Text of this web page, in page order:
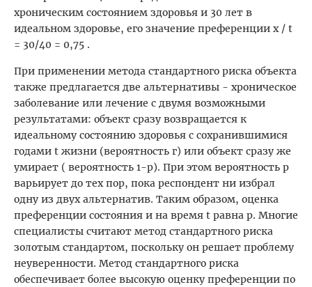
хроническим состоянием здоровья и 30 лет в
идеальном здоровье, его значение преференции х / t
= 30/40 = 0,75 .
При применении метода стандартного риска объекта
также предлагается две альтернативы - хроническое
заболевание или лечение с двумя возможными
результатами: объект сразу возвращается к
идеальному состоянию здоровья с сохранившимися
годами t жизни (вероятность г) или объект сразу же
умирает ( вероятность 1-р). При этом вероятность р
варьирует до тех пор, пока респондент ни избрал
одну из двух альтернатив. Таким образом, оценка
преференции состояния и на время t равна р. Многие
специалисты считают метод стандартного риска
золотым стандартом, поскольку он решает проблему
неуверенности. Метод стандартного риска
обеспечивает более высокую оценку преференции по